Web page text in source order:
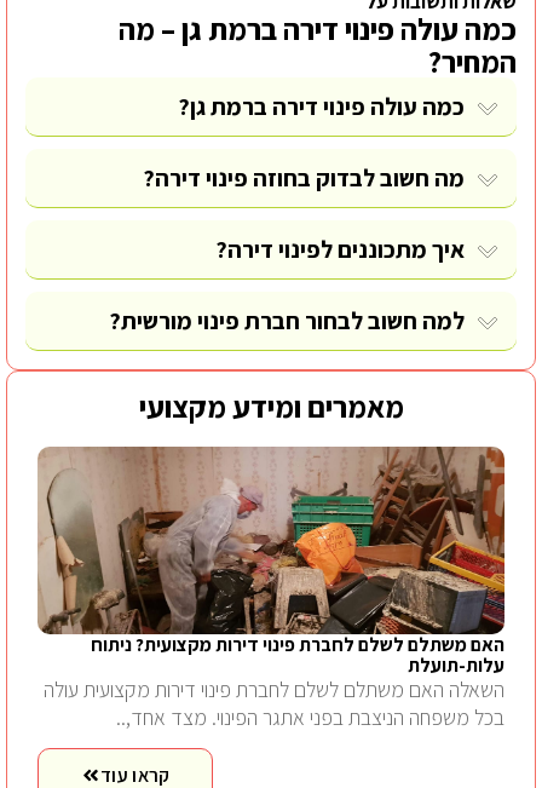
כמה עולה פינוי דירה ברמת גן – מה
המחיר?
כמה עולה פינוי דירה ברמת גן?
מה חשוב לבדוק בחוזה פינוי דירה?
איך מתכוננים לפינוי דירה?
למה חשוב לבחור חברת פינוי מורשית?
מאמרים ומידע מקצועי
האם משתלם לשלם לחברת פינוי דירות מקצועית? ניתוח
עלות-תועלת
השאלה האם משתלם לשלם לחברת פינוי דירות מקצועית עולה
בכל משפחה הניצבת בפני אתגר הפינוי. מצד אחד,..
קראו עוד